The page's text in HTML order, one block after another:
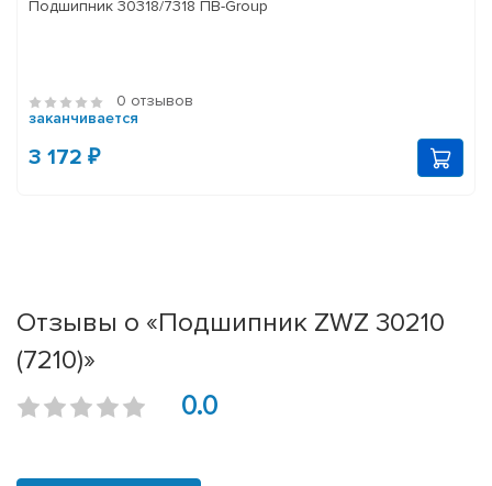
Подшипник 30318/7318 ПВ-Group
0 отзывов
заканчивается
3 172 ₽
Отзывы о «Подшипник ZWZ 30210
(7210)»
0.0